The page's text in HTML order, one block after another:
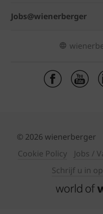
Jobs@wienerberger
© 2026 wienerberger
Cookie Policy
Jobs /
Schrijf u in